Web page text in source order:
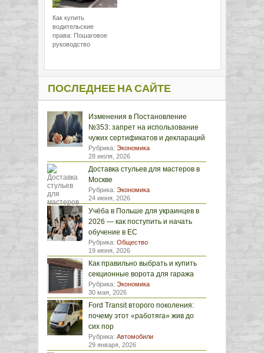
Как купить
водительские
права: Пошаговое
руководство
ПОСЛЕДНЕЕ НА САЙТЕ
Изменения в Постановление
№353: запрет на использование
чужих сертификатов и деклараций
Рубрика: Экономика
28 июля, 2026
Доставка стульев для мастеров в
Москве
Рубрика: Экономика
24 июня, 2026
Учёба в Польше для украинцев в
2026 — как поступить и начать
обучение в ЕС
Рубрика: Общество
19 июня, 2026
Как правильно выбрать и купить
секционные ворота для гаража
Рубрика: Экономика
30 мая, 2026
Ford Transit второго поколения:
почему этот «работяга» жив до
сих пор
Рубрика: Автомобили
29 января, 2026